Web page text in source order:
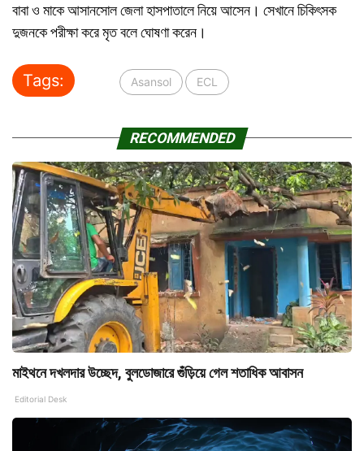
বাবা ও মাকে আসানসোল জেলা হাসপাতালে নিয়ে আসেন। সেখানে চিকিৎসক
দুজনকে পরীক্ষা করে মৃত বলে ঘোষণা করেন।
Tags: Asansol ECL
RECOMMENDED
মাইথনে দখলদার উচ্ছেদ, বুলডোজারে গুঁড়িয়ে গেল শতাধিক আবাসন
Editorial Desk